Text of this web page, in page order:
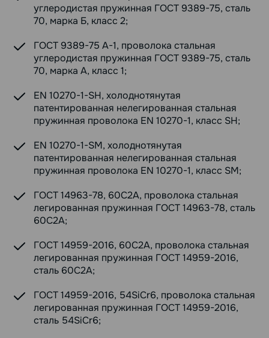
углеродистая пружинная ГОСТ 9389-75, сталь
70, марка Б, класс 2;
ГОСТ 9389-75 А-1, проволока стальная
углеродистая пружинная ГОСТ 9389-75, сталь
70, марка А, класс 1;
EN 10270-1-SH, холоднотянутая
патентированная нелегированная стальная
пружинная проволока EN 10270-1, класс SH;
EN 10270-1-SM, холоднотянутая
патентированная нелегированная стальная
пружинная проволока EN 10270-1, класс SM;
ГОСТ 14963-78, 60С2А, проволока стальная
легированная пружинная ГОСТ 14963-78, сталь
60С2А;
ГОСТ 14959-2016, 60С2А, проволока стальная
легированная пружинная ГОСТ 14959-2016,
сталь 60С2А;
ГОСТ 14959-2016, 54SiCr6, проволока стальная
легированная пружинная ГОСТ 14959-2016,
сталь 54SiCr6;